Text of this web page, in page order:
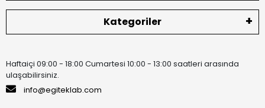
Kategoriler
Haftaiçi 09:00 - 18:00 Cumartesi 10:00 - 13:00 saatleri arasında
ulaşabilirsiniz.
info@egiteklab.com